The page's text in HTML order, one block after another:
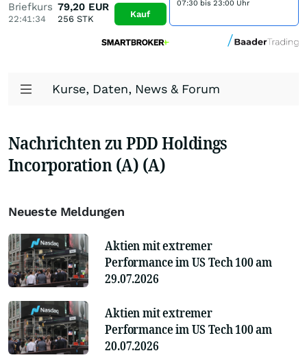
Briefkurs
22:41:34
79,20 EUR
256STK Kauf
07:30 bis 23:00 Uhr
Kurse, Daten, News & Forum
Nachrichten zu PDD Holdings
Incorporation (A) (A)
Neueste Meldungen
Aktien mit extremer
Performance im US Tech 100 am
29.07.2026
Aktien mit extremer
Performance im US Tech 100 am
20.07.2026